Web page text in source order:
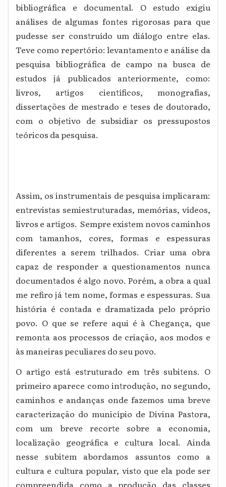
bibliográfica e documental. O estudo exigiu
análises de algumas fontes rigorosas para que
pudesse ser construído um diálogo entre elas.
Teve como repertório: levantamento e análise da
pesquisa bibliográfica de campo na busca de
estudos já publicados anteriormente, como:
livros, artigos científicos, monografias,
dissertações de mestrado e teses de doutorado,
com o objetivo de subsidiar os pressupostos
teóricos da pesquisa.
Assim, os instrumentais de pesquisa implicaram:
entrevistas semiestruturadas, memórias, vídeos,
livros e artigos. Sempre existem novos caminhos
com tamanhos, cores, formas e espessuras
diferentes a serem trilhados. Criar uma obra
capaz de responder a questionamentos nunca
documentados é algo novo. Porém, a obra a qual
me refiro já tem nome, formas e espessuras. Sua
história é contada e dramatizada pelo próprio
povo. O que se refere aqui é à Chegança, que
remonta aos processos de criação, aos modos e
às maneiras peculiares do seu povo.
O artigo está estruturado em três subitens. O
primeiro aparece como introdução, no segundo,
caminhos e andanças onde fazemos uma breve
caracterização do município de Divina Pastora,
com um breve recorte sobre a economia,
localização geográfica e cultura local. Ainda
nesse subitem abordamos assuntos como a
cultura e cultura popular, visto que ela pode ser
compreendida como a produção das classes